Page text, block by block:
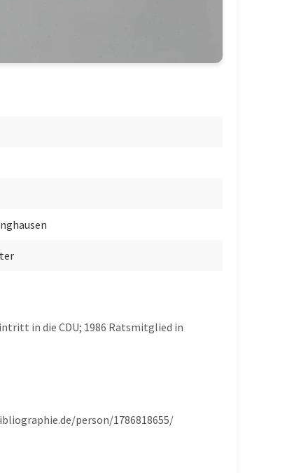
in die CDU; 1986 Ratsmitglied in
person/1786818655/